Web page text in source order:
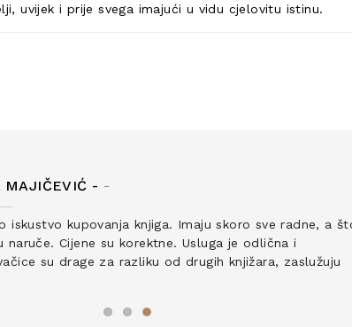
uvijek i prije svega imajući u vidu cjelovitu istinu.
MAJIČEVIĆ - -
iskustvo kupovanja knjiga. Imaju skoro sve radne, a
naruče. Cijene su korektne. Usluga je odlična i
su drage za razliku od drugih knjižara, zaslužuju